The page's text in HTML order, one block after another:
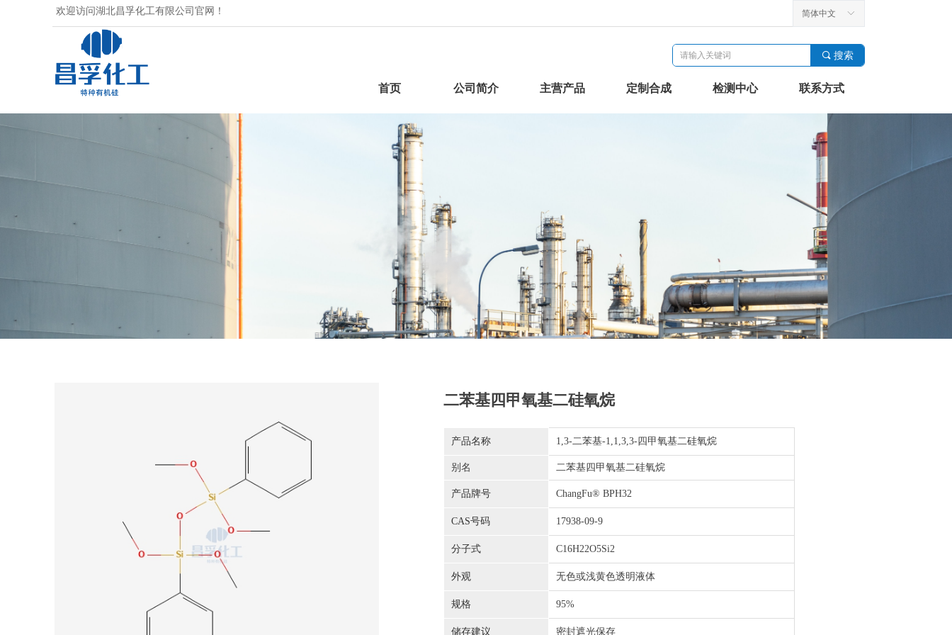
欢迎访问湖北昌孚化工有限公司官网！
끠 搜索
首页 公司简介 主营产品 定制合成 检测中心 联系方式
ꀅ
简体中文
二苯基四甲氧基二硅氧烷
产品名称 1,3-二苯基-1,1,3,3-四甲氧基二硅氧烷
别名 二苯基四甲氧基二硅氧烷
产品牌号 ChangFu® BPH32
CAS号码 17938-09-9
分子式 C16H22O5Si2
外观 无色或浅黄色透明液体
规格 95%
储存建议 密封遮光保存